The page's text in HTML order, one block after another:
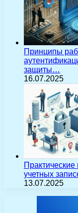
Принципы
защиты…
16.07.2025
учетных
13.07.2025